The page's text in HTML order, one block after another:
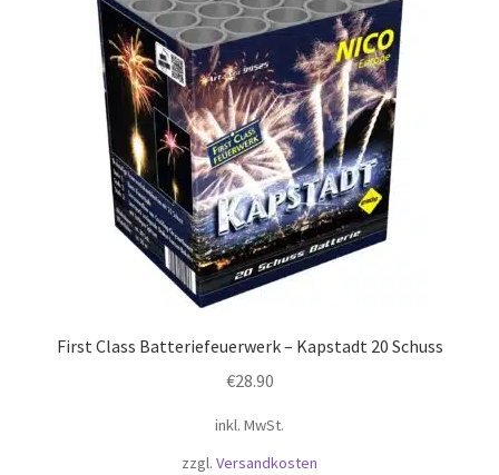
First Class Batteriefeuerwerk – Kapstadt 20 Schuss
€28.90
inkl. MwSt.
zzgl. Versandkosten